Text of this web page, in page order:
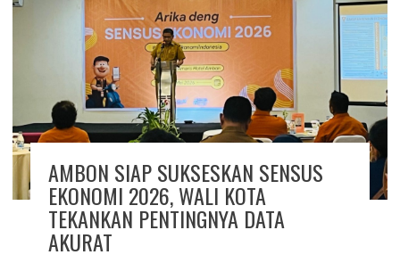
AMBON SIAP SUKSESKAN SENSUS
EKONOMI 2026, WALI KOTA
TEKANKAN PENTINGNYA DATA
AKURAT